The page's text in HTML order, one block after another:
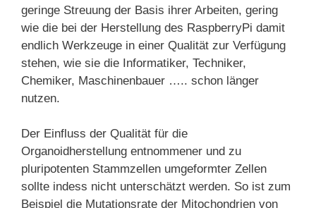
geringe Streuung der Basis ihrer Arbeiten, gering
wie die bei der Herstellung des RaspberryPi damit
endlich Werkzeuge in einer Qualität zur Verfügung
stehen, wie sie die Informatiker, Techniker,
Chemiker, Maschinenbauer ….. schon länger
nutzen.
Der Einfluss der Qualität für die
Organoidherstellung entnommener und zu
pluripotenten Stammzellen umgeformter Zellen
sollte indess nicht unterschätzt werden. So ist zum
Beispiel die Mutationsrate der Mitochondrien von